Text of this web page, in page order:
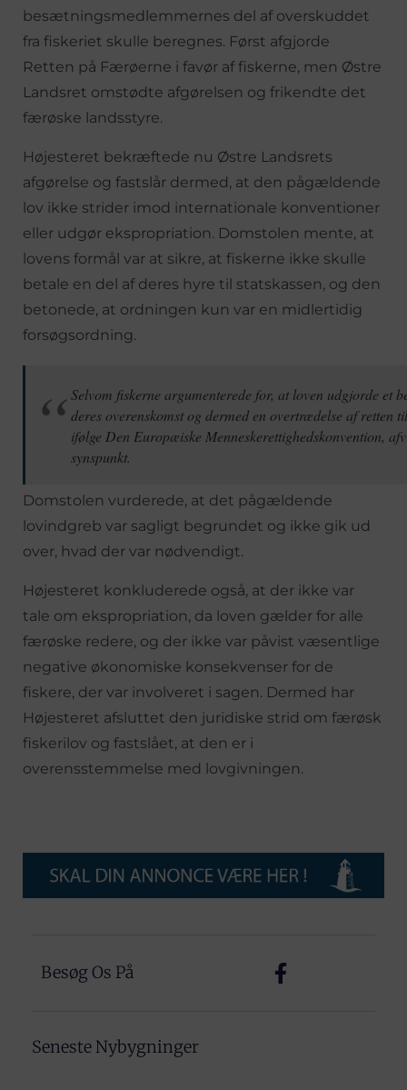
besætningsmedlemmernes del af overskuddet
fra fiskeriet skulle beregnes. Først afgjorde
Retten på Færøerne i favør af fiskerne, men Østre
Landsret omstødte afgørelsen og frikendte det
færøske landsstyre.
Højesteret bekræftede nu Østre Landsrets
afgørelse og fastslår dermed, at den pågældende
lov ikke strider imod internationale konventioner
eller udgør ekspropriation. Domstolen mente, at
lovens formål var at sikre, at fiskerne ikke skulle
betale en del af deres hyre til statskassen, og den
betonede, at ordningen kun var en midlertidig
forsøgsordning.
Selvom fiskerne argumenterede for, at loven udgjorde et
deres overenskomst og dermed en overtrædelse af retten
ifølge Den Europæiske Menneskerettighedskonvention,
synspunkt.
Domstolen vurderede, at det pågældende
lovindgreb var sagligt begrundet og ikke gik ud
over, hvad der var nødvendigt.
Højesteret konkluderede også, at der ikke var
tale om ekspropriation, da loven gælder for alle
færøske redere, og der ikke var påvist væsentlige
negative økonomiske konsekvenser for de
fiskere, der var involveret i sagen. Dermed har
Højesteret afsluttet den juridiske strid om færøsk
fiskerilov og fastslået, at den er i
overensstemmelse med lovgivningen.
Besøg Os På
Seneste Nybygninger